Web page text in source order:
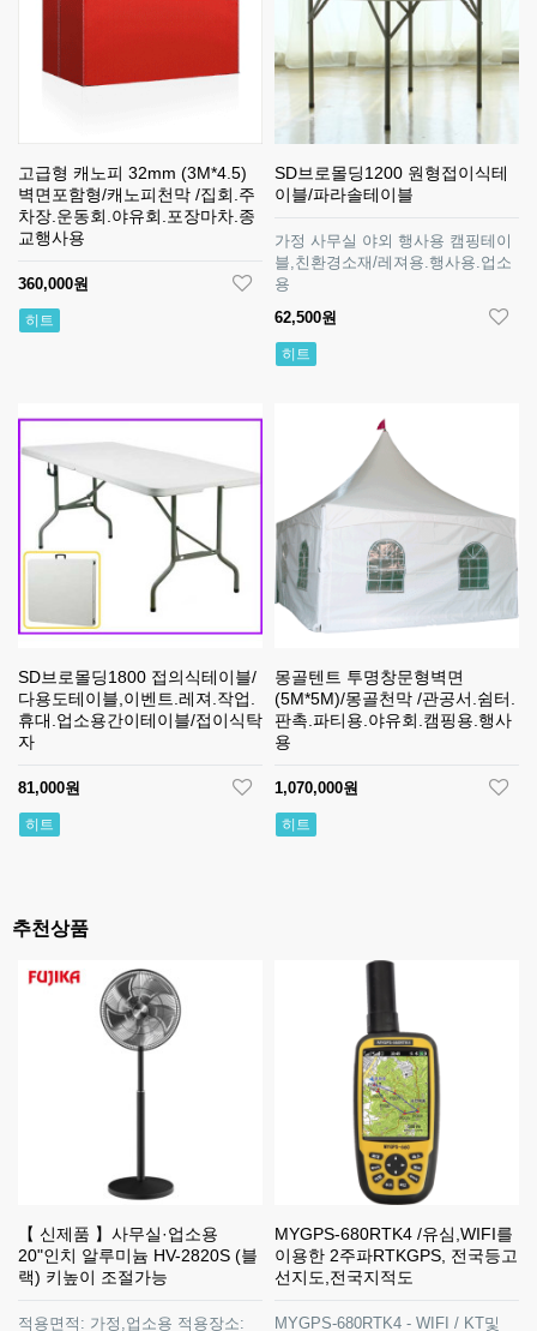
고급형 캐노피 32mm (3M*4.5)
벽면포함형/캐노피천막 /집회.주
차장.운동회.야유회.포장마차.종
교행사용
360,000원
히트
SD브로몰딩1200 원형접이식테
이블/파라솔테이블
가정 사무실 야외 행사용 캠핑테이
블,친환경소재/레져용.행사용.업소
용
62,500원
히트
SD브로몰딩1800 접의식테이블/
다용도테이블,이벤트.레져.작업.
휴대.업소용간이테이블/접이식탁
자
81,000원
히트
몽골텐트 투명창문형벽면
(5M*5M)/몽골천막 /관공서.쉼터.
판촉.파티용.야유회.캠핑용.행사
용
1,070,000원
히트
추천상품
【 신제품 】사무실·업소용
20"인치 알루미늄 HV-2820S (블
랙) 키높이 조절가능
적용면적: 가정,업소용 적용장소:
MYGPS-680RTK4 /유심,WIFI를
이용한 2주파RTKGPS, 전국등고
선지도,전국지적도
MYGPS-680RTK4 - WIFI / KT및